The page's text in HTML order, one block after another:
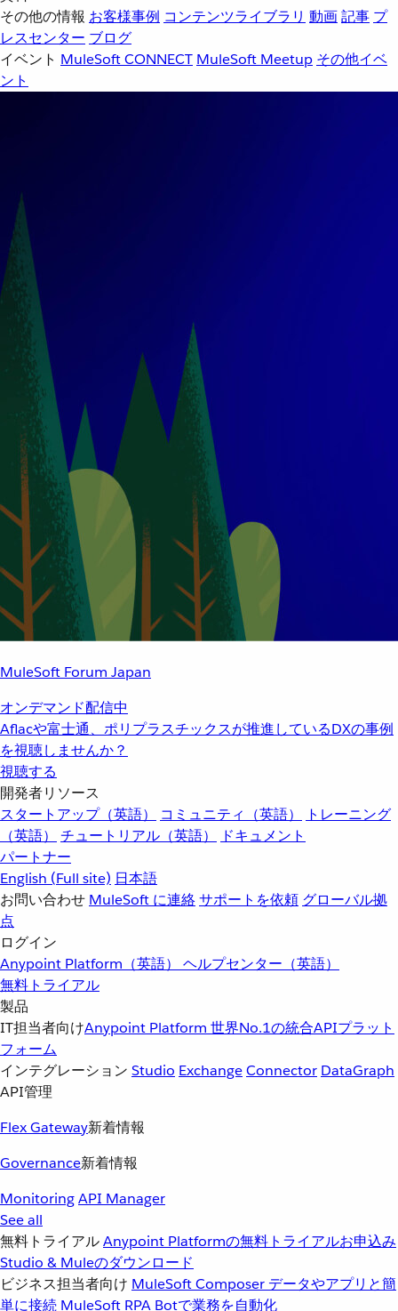
その他の情報 お客様事例 コンテンツライブラリ 動画記事 プ
レスセンター ブログ
イベント MuleSoft CONNECT MuleSoft Meetup その他イベ
ント
MuleSoft Forum Japan
オンデマンド配信中
Aflacや富士通、ポリプラスチックスが推進しているDXの事例
を視聴しませんか？
視聴する
開発者リソース
スタートアップ（英語）
コミュニティ（英語）
トレーニング
（英語）
チュートリアル（英語）
ドキュメント
パートナー
English (Full site) 日本語
お問い合わせ MuleSoft に連絡サポートを依頼 グローバル拠
点
ログイン
Anypoint Platform（英語） ヘルプセンター（英語）
無料トライアル
製品
IT担当者向けAnypoint Platform 世界No.1の統合APIプラット
フォーム
インテグレーション Studio ExchangeConnector DataGraph
API管理
Flex Gateway新着情報
Governance新着情報
MonitoringAPI Manager
See all
無料トライアルAnypoint Platformの無料トライアルお申込み
Studio & Muleのダウンロード
ビジネス担当者向け MuleSoft Composer データやアプリと簡
単に接続 MuleSoft RPA Botで業務を自動化